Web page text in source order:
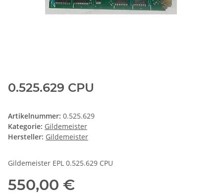
0.525.629 CPU
Artikelnummer: 0.525.629
Kategorie: Gildemeister
Hersteller: Gildemeister
Gildemeister EPL 0.525.629 CPU
550,00 €